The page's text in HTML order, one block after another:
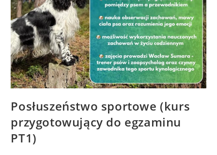
Posłuszeństwo sportowe (kurs
przygotowujący do egzaminu
PT1)